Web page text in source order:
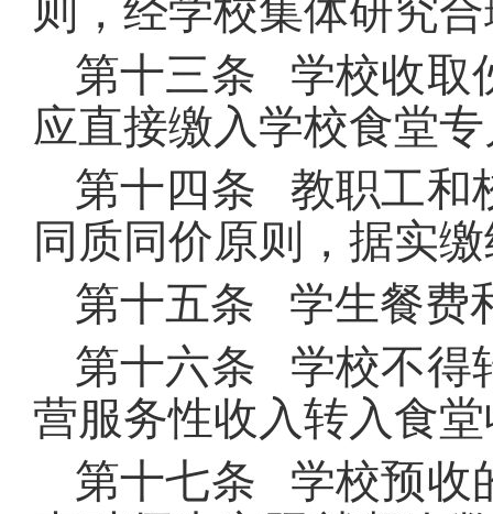
则，经学校集体研究
第十三条 学校收取
应直接缴入学校食堂
第十四条 教职工和
同质同价原则，据实
第十五条 学生餐费
第十六条 学校不得
营服务性收入转入食
第十七条 学校预收